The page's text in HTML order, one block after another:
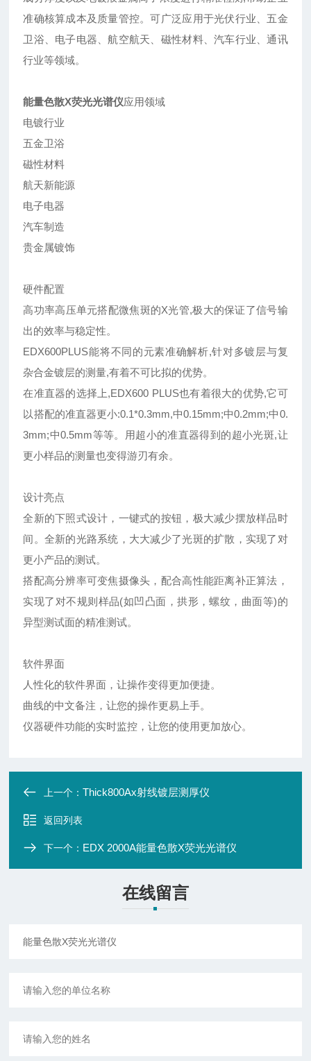
准确核算成本及质量管控。可广泛应用于光伏行业、五金
卫浴、电子电器、航空航天、磁性材料、汽车行业、通讯
行业等领域。
能量色散X荧光光谱仪应用领域
电镀行业
五金卫浴
磁性材料
航天新能源
电子电器
汽车制造
贵金属镀饰
硬件配置
高功率高压单元搭配微焦斑的X光管,极大的保证了信号输
出的效率与稳定性。
EDX600PLUS能将不同的元素准确解析,针对多镀层与复
杂合金镀层的测量,有着不可比拟的优势。
在准直器的选择上,EDX600 PLUS也有着很大的优势,它可
以搭配的准直器更小:0.1*0.3mm,中0.15mm;中0.2mm;中0.
3mm;中0.5mm等等。用超小的准直器得到的超小光斑,让
更小样品的测量也变得游刃有余。
设计亮点
全新的下照式设计，一键式的按钮，极大减少摆放样品时
间。全新的光路系统，大大减少了光斑的扩散，实现了对
更小产品的测试。
搭配高分辨率可变焦摄像头，配合高性能距离补正算法，
实现了对不规则样品(如凹凸面，拱形，螺纹，曲面等)的
异型测试面的精准测试。
软件界面
人性化的软件界面，让操作变得更加便捷。
曲线的中文备注，让您的操作更易上手。
仪器硬件功能的实时监控，让您的使用更加放心。
上一个：Thick800Ax射线镀层测厚仪
返回列表
下一个： EDX 2000A能量色散X荧光光谱仪
在线留言